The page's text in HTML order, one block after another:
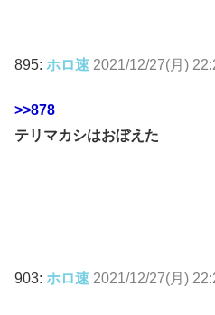
895: ホロ速 2021/12/27(月)
>>878
テリマカシはおぼえた
903: ホロ速 2021/12/27(月)